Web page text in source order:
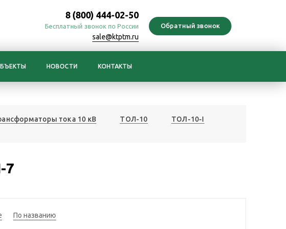
8 (800) 444-02-50
Бесплатный звонок по России
sale@ktptm.ru
НОВОСТИ КОНТАКТЫ
тока 10 кВ ТОЛ-10
ТОЛ-10-I
7